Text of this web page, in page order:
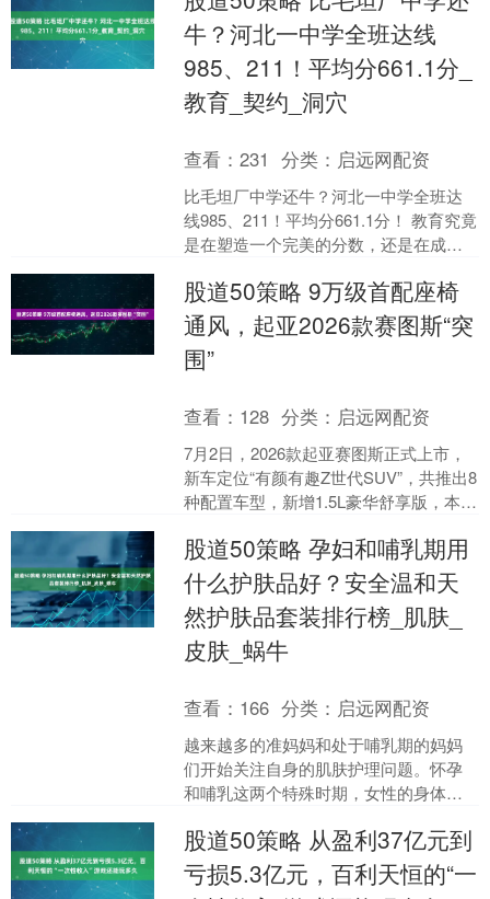
牛？河北一中学全班达线
985、211！平均分661.1分_
教育_契约_洞穴
查看：231 分类： 启远网配资
比毛坦厂中学还牛？河北一中学全班达
线985、211！平均分661.1分！ 教育究竟
是在塑造一个完美的分数，还是在成就
消息面前....
股道50策略 9万级首配座椅
通风，起亚2026款赛图斯“突
围”
查看： 128 分类： 启远网配资
7月2日，2026款起亚赛图斯正式上市，
新车定位“有颜有趣Z世代SUV”，共推出8
种配置车型，新增1.5L豪华舒享版，本月
股道50策略 孕妇和哺乳期用
什么护肤品好？安全温和天
然护肤品套装排行榜_肌肤_
皮肤_蜗牛
查看： 166 分类： 启远网配资
越来越多的准妈妈和处于哺乳期的妈妈
们开始关注自身的肌肤护理问题。怀孕
和哺乳这两个特殊时期，女性的身体会
例外。激素水平的波动常常....
股道50策略 从盈利37亿元到
亏损5.3亿元，百利天恒的“一